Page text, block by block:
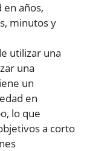
en años,
minutos y
utilizar una
una
un
en
lo que
a corto